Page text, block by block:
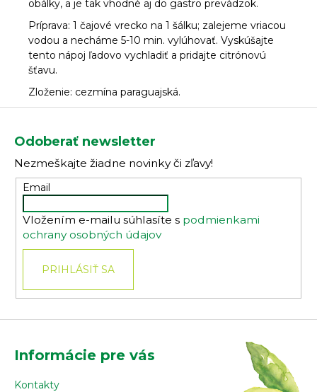
obálky, a je tak vhodné aj do gastro prevádzok.
Príprava: 1 čajové vrecko na 1 šálku; zalejeme vriacou
vodou a necháme 5-10 min. vylúhovať. Vyskúšajte
tento nápoj ľadovo vychladiť a pridajte citrónovú
šťavu.
Zloženie: cezmína paraguajská.
Odoberať newsletter
Nezmeškajte žiadne novinky či zľavy!
Email
Vložením e-mailu súhlasíte s podmienkami
ochrany osobných údajov
PRIHLÁSIŤ SA
Informácie pre vás
Kontakty